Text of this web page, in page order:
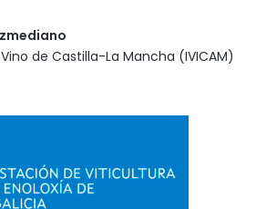
de Castilla-La Mancha (IVICAM)